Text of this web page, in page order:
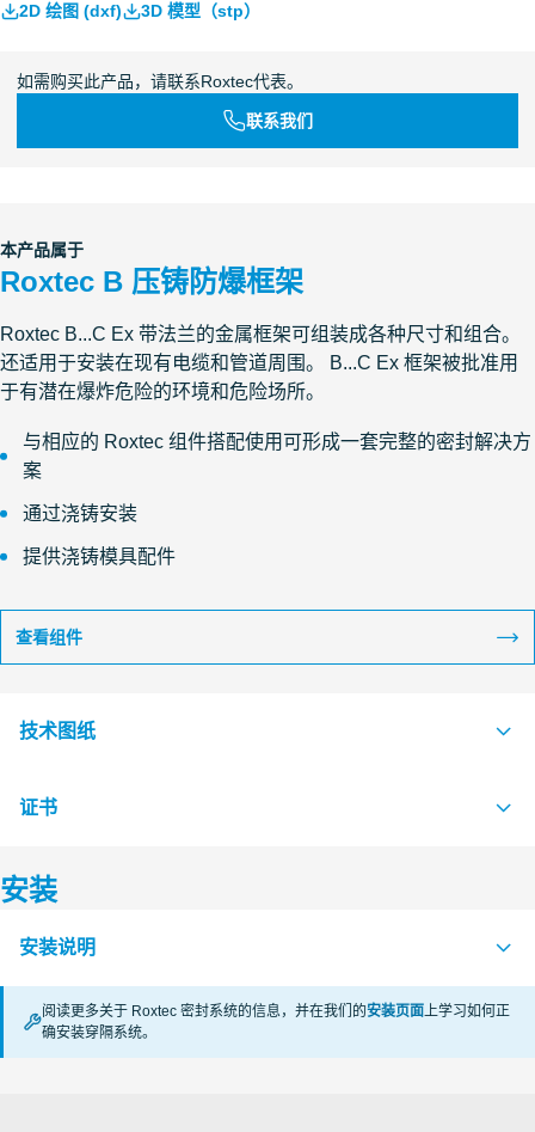
2D 绘图 (dxf) 3D 模型（stp）
如需购买此产品，请联系Roxtec代表。
联系我们
本产品属于
Roxtec B 压铸防爆框架
Roxtec B...C Ex 带法兰的金属框架可组装成各种尺寸和组合。
还适用于安装在现有电缆和管道周围。 B...C Ex 框架被批准用
于有潜在爆炸危险的环境和危险场所。
与相应的 Roxtec 组件搭配使用可形成一套完整的密封解决方
案
通过浇铸安装
提供浇铸模具配件
查看组件
技术图纸
S1016534 B FRAME EX COMBINATION FRAME
证书
认证机构
CSA
CSA
安装
安装说明
FRAMES Ex (en)
阅读更多关于 Roxtec 密封系统的信息，并在我们的安装页面上学习如何正
确安装穿隔系统。